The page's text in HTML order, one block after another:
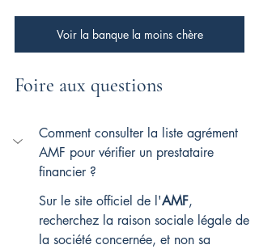
Voir la banque la moins chère
Foire aux questions
Comment consulter la liste agrément
AMF pour vérifier un prestataire
financier ?
Sur le site officiel de l'AMF,
recherchez la raison sociale légale de
la société concernée, et non sa